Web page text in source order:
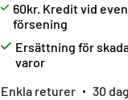
60kr. Kredit vid
försening
Ersättning för
varor
Enkla returer
30